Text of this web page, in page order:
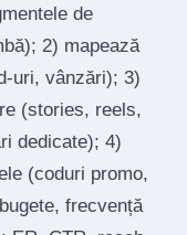
de
2) mapează
vânzări); 3)
(stories, reels,
dedicate); 4)
(coduri promo,
frecvență